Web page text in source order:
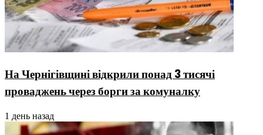
На Чернігівщині відкрили понад 3 тисячі
проваджень через борги за комуналку
1 день назад